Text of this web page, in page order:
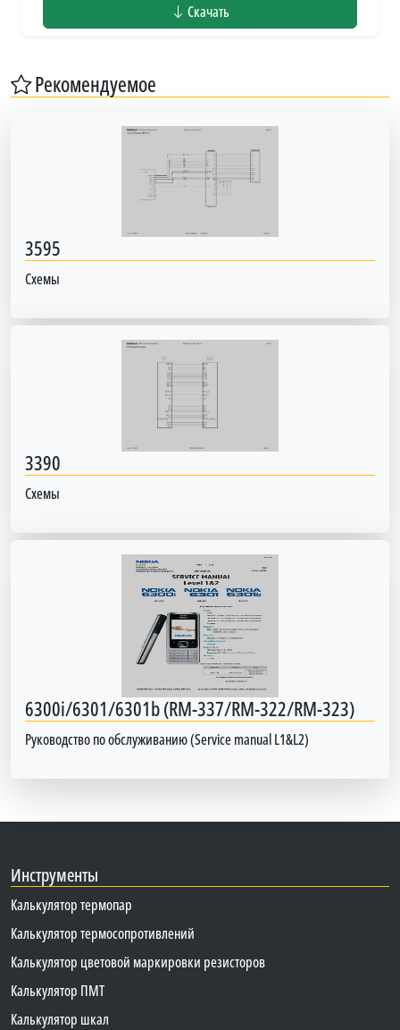
Скачать
Рекомендуемое
3595
Схемы
3390
Схемы
6300i/6301/6301b (RM-337/RM-322/RM-323)
Руководство по обслуживанию (Service manual L1&L2)
Инструменты
Калькулятор термопар
Калькулятор термосопротивлений
Калькулятор цветовой маркировки резисторов
Калькулятор ПМТ
Калькулятор шкал